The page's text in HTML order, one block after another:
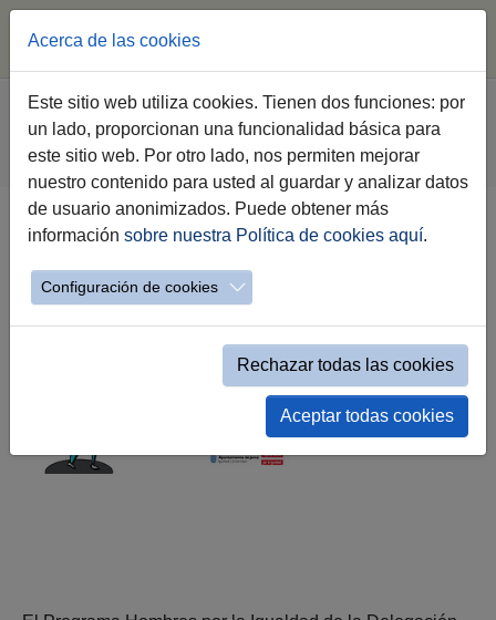
Saltar al contenido principal
Estás aquí:
Jerez.es Webs Municipales
Hombres por la Igualdad
Servicios
Hombres hacia la igualdad
Academia Elemental de Hombres por la Igualdad
Academia Elemental de Hombres
por la Igualdad
Acerca de las cookies
Este sitio web utiliza cookies. Tienen dos funciones: por
un lado, proporcionan una funcionalidad básica para
este sitio web. Por otro lado, nos permiten mejorar
nuestro contenido para usted al guardar y analizar datos
de usuario anonimizados. Puede obtener más
información sobre nuestra Política de cookies aquí.
Configuración de cookies
Rechazar todas las cookies
Aceptar todas cookies